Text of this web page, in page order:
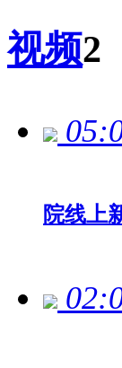
视频2
院线上